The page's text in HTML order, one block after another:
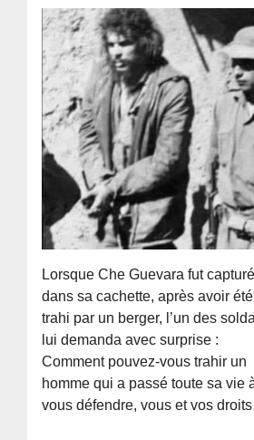
Lorsque Che Guevara fut capturé
dans sa cachette, après avoir été
trahi par un berger, l’un des
lui demanda avec surprise :
Comment pouvez-vous trahir un
homme qui a passé toute sa vie
vous défendre, vous et vos